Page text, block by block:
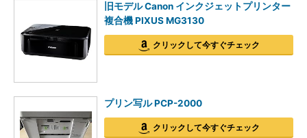
旧モデル Canon インクジェットプリンター
複合機 PIXUS MG3130
クリックして今すぐチェック
プリン写ル PCP-2000
クリックして今すぐチェック